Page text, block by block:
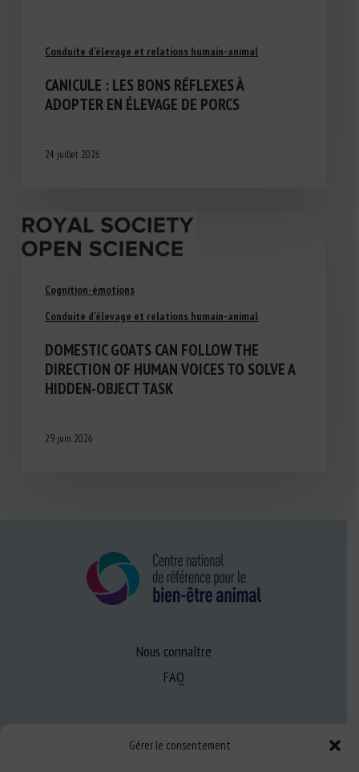
Gérer le consentement
Conduite d'élevage et relations humain-animal
CANICULE : LES BONS RÉFLEXES À
ADOPTER EN ÉLEVAGE DE PORCS
24 juillet 2026
Cognition-émotions
Conduite d'élevage et relations humain-animal
DOMESTIC GOATS CAN FOLLOW THE
DIRECTION OF HUMAN VOICES TO SOLVE A
HIDDEN-OBJECT TASK
29 juin 2026
Nous connaître
FAQ